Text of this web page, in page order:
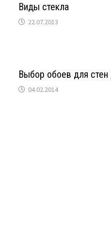
Виды стекла
22.07.2013
Выбор обоев для
04.02.2014